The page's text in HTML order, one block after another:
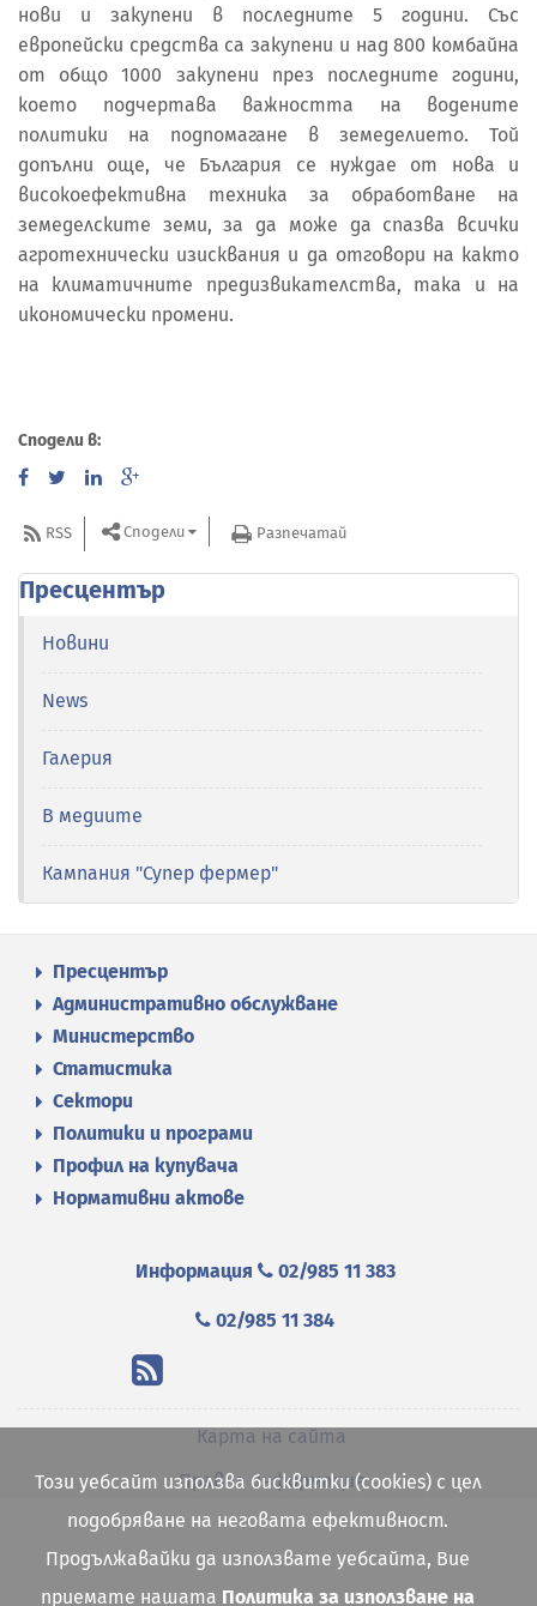
нови и закупени в последните 5 години. Със
европейски средства са закупени и над 800 комбайна
от общо 1000 закупени през последните години,
което подчертава важността на водените
политики на подпомагане в земеделието. Той
допълни още, че България се нуждае от нова и
високоефективна техника за обработване на
земеделските земи, за да може да спазва всички
агротехнически изисквания и да отговори на както
на климатичните предизвикателства, така и на
икономически промени.
Сподели в:
RSS Сподели Разпечатай
Пресцентър
Новини
News
Галерия
В медиите
Кампания "Супер фермер"
Пресцентър
Административно обслужване
Министерство
Статистика
Сектори
Политики и програми
Профил на купувача
Нормативни актове
Информация 02/985 11 383
02/985 11 384
Карта на сайта
Правна информация
Този уебсайт използва бисквитки (cookies) с цел
подобряване на неговата ефективност.
Продължавайки да използвате уебсайта, Вие
приемате нашата Политика за използване на